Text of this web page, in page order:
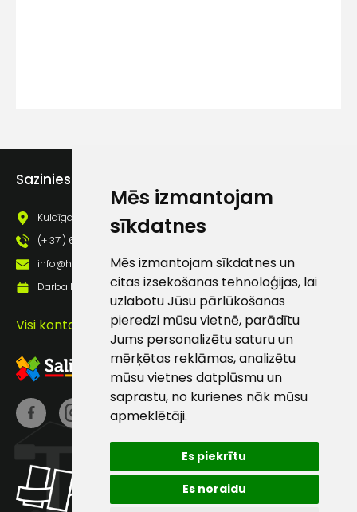
Mēs izmantojam
sīkdatnes
Mēs izmantojam sīkdatnes un
citas izsekošanas tehnoloģijas, lai
uzlabotu Jūsu pārlūkošanas
pieredzi mūsu vietnē, parādītu
Jums personalizētu saturu un
mērķētas reklāmas, analizētu
mūsu vietnes datplūsmu un
saprastu, no kurienes nāk mūsu
apmeklētāji.
Es piekrītu
Es noraidu
Sazinies ar mums
Kuldīgas iela 69a, Saldus, Saldus nov., LV - 3801
(+ 371) 63 881 186
info@hards.lv
Darba laiks: Darbadienās: 8:00 - 17:00
Visi kontakti
Klientu
atbalsts
Darbdienās:
8:00 – 17:00
info@hards.lv